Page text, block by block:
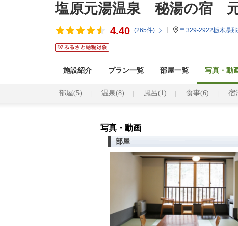
塩原元湯温泉 秘湯の宿
4.40 (265件) 〒329-2922栃木県
施設紹介 プラン一覧 部屋一覧 写真・動
部屋(5) 温泉(8) 風呂(1) 食事(6) 宿
写真・動画
部屋